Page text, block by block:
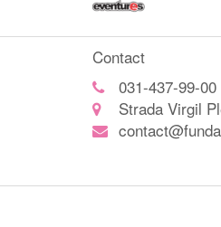
Contact
031-437-99-00
Strada Virgil